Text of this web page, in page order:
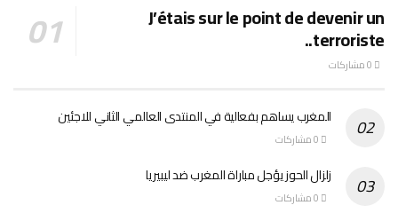
J’étais sur le point de devenir un
terroriste..
المغرب يساهم بفعالية في المنتدى العالمي الثاني للاجئين
زلزال الحوز يؤجل مباراة المغرب ضد ليبيريا